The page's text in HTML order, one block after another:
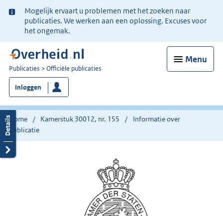
Ter
informatie:
Mogelijk ervaart u problemen met het zoeken naar
publicaties. We werken aan een oplossing. Excuses voor
het ongemak.
Menu
U
bent
nu
hier:
Publicaties Officiële publicaties
Inloggen
Home Kamerstuk 30012, nr. 155
Informatie over
publicatie